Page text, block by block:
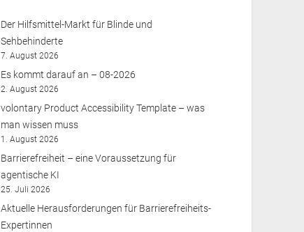
Der Hilfsmittel-Markt für Blinde und
Sehbehinderte
7. August 2026
Es kommt darauf an – 08-2026
2. August 2026
volontary Product Accessibility Template – was
man wissen muss
1. August 2026
Barrierefreiheit – eine Voraussetzung für
agentische KI
25. Juli 2026
Aktuelle Herausforderungen für Barrierefreiheits-
Expertinnen